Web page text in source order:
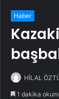
Haber
HİLAL
1 dakika